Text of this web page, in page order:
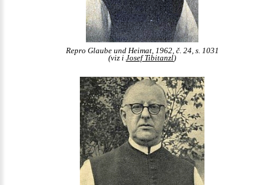
Repro Glaube und Heimat, 1962, č. 24, s. 1031
(viz i Josef Tibitanzl)